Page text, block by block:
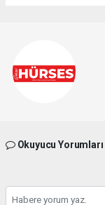
Okuyucu Yorumları